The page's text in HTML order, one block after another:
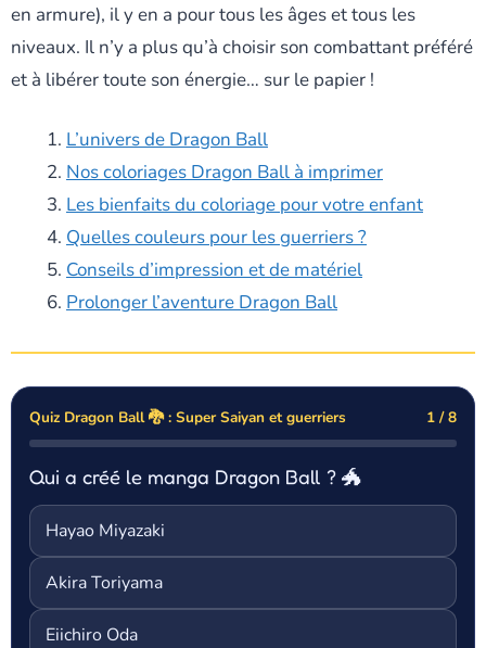
en armure), il y en a pour tous les âges et tous les
niveaux. Il n’y a plus qu’à choisir son combattant préféré
et à libérer toute son énergie… sur le papier !
L’univers de Dragon Ball
Nos coloriages Dragon Ball à imprimer
Les bienfaits du coloriage pour votre enfant
Quelles couleurs pour les guerriers ?
Conseils d’impression et de matériel
Prolonger l’aventure Dragon Ball
Quiz Dragon Ball 🐉 : Super Saiyan et guerriers 1 / 8
Qui a créé le manga Dragon Ball ? 🐲
Hayao Miyazaki
Akira Toriyama
Eiichiro Oda